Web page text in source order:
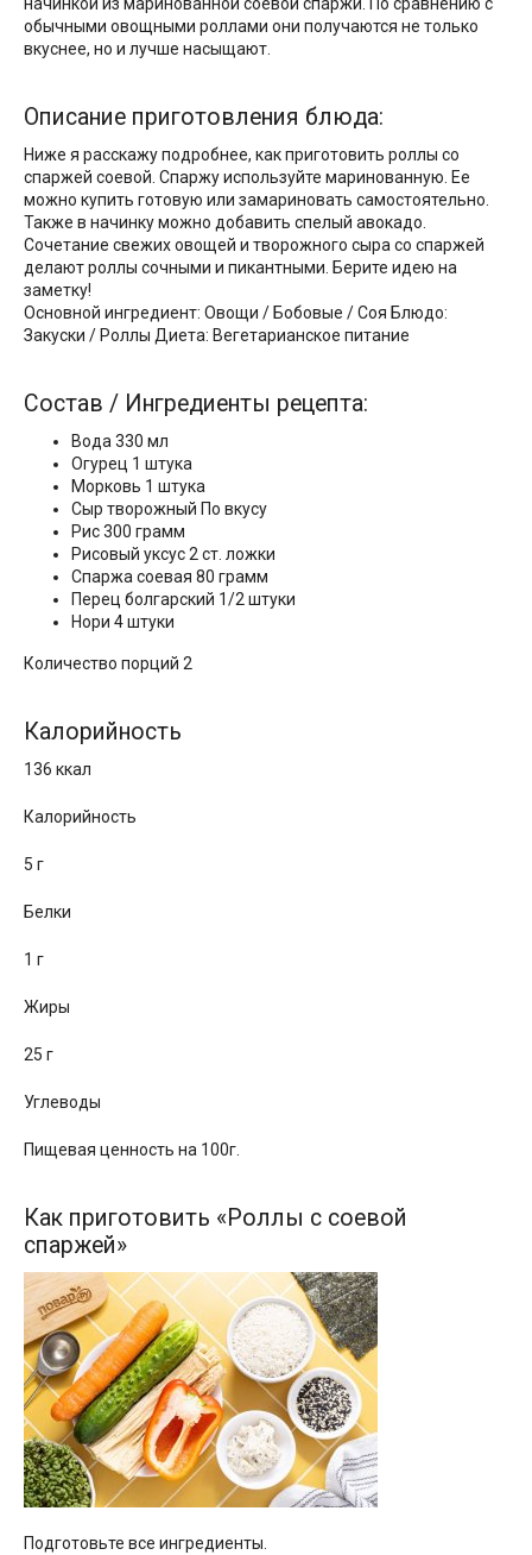
начинкой из маринованной соевой спаржи. По сравнению с
обычными овощными роллами они получаются не только
вкуснее, но и лучше насыщают.
Описание приготовления блюда:
Ниже я расскажу подробнее, как приготовить роллы со
спаржей соевой. Спаржу используйте маринованную. Ее
можно купить готовую или замариновать самостоятельно.
Также в начинку можно добавить спелый авокадо.
Сочетание свежих овощей и творожного сыра со спаржей
делают роллы сочными и пикантными. Берите идею на
заметку!
Основной ингредиент: Овощи / Бобовые / Соя Блюдо:
Закуски / Роллы Диета: Вегетарианское питание
Состав / Ингредиенты рецепта:
Вода 330 мл
Огурец 1 штука
Морковь 1 штука
Сыр творожный По вкусу
Рис 300 грамм
Рисовый уксус 2 ст. ложки
Спаржа соевая 80 грамм
Перец болгарский 1/2 штуки
Нори 4 штуки
Количество порций 2
Калорийность
136 ккал
Калорийность
5 г
Белки
1 г
Жиры
25 г
Углеводы
Пищевая ценность на 100г.
Как приготовить «Роллы с соевой
спаржей»
Подготовьте все ингредиенты.